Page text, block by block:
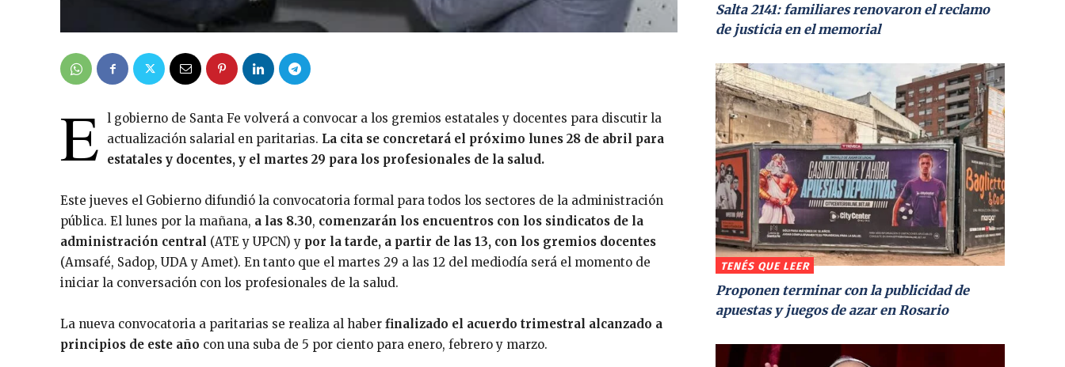
E l gobierno de Santa Fe volverá a convocar a los gremios estatales y docentes para discutir la
actualización salarial en paritarias. La cita se concretará el próximo lunes 28 de abril para
estatales y docentes, y el martes 29 para los profesionales de la salud.
Este jueves el Gobierno difundió la convocatoria formal para todos los sectores de la administración
pública. El lunes por la mañana, a las 8.30, comenzarán los encuentros con los sindicatos de la
administración central (ATE y UPCN) y por la tarde, a partir de las 13, con los gremios docentes
(Amsafé, Sadop, UDA y Amet). En tanto que el martes 29 a las 12 del mediodía será el momento de
iniciar la conversación con los profesionales de la salud.
La nueva convocatoria a paritarias se realiza al haber finalizado el acuerdo trimestral alcanzado a
principios de este año con una suba de 5 por ciento para enero, febrero y marzo.
Salta 2141: familiares renovaron el reclamo
de justicia en el memorial
TENÉS QUE LEER
Proponen terminar con la publicidad de
apuestas y juegos de azar en Rosario